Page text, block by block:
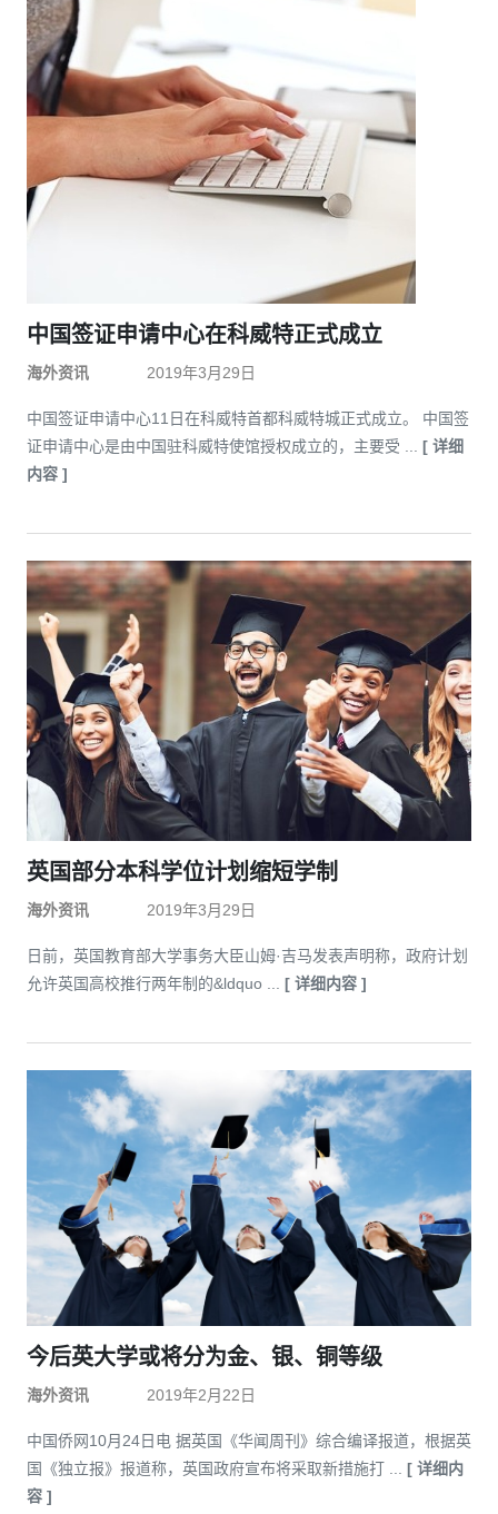
中国签证申请中心在科威特正式成立
海外资讯 2019年3月29日
中国签证申请中心11日在科威特首都科威特城正式成立。 中国签
证申请中心是由中国驻科威特使馆授权成立的，主要受 ... [ 详细
内容 ]
英国部分本科学位计划缩短学制
海外资讯 2019年3月29日
日前，英国教育部大学事务大臣山姆·吉马发表声明称，政府计划
允许英国高校推行两年制的&ldquo ... [ 详细内容 ]
今后英大学或将分为金、银、铜等级
海外资讯 2019年2月22日
中国侨网10月24日电 据英国《华闻周刊》综合编译报道，根据英
国《独立报》报道称，英国政府宣布将采取新措施打 ... [ 详细内
容 ]